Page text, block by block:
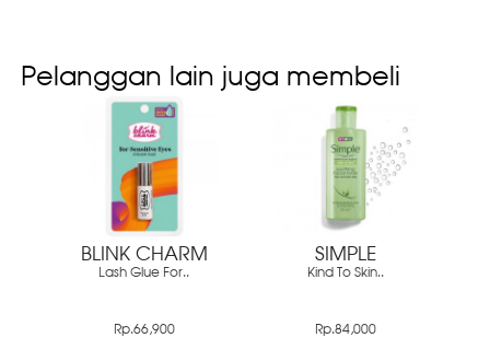
Pelanggan lain juga membeli
BLINK CHARM
Lash Glue For..
Rp.66,900
SIMPLE
Kind To Skin..
Rp.84,000